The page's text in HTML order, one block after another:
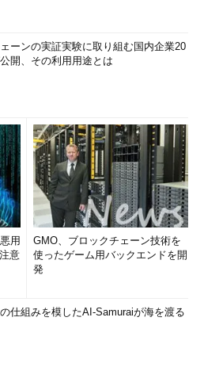
ーンの実証実験に取り組む国内企業20
開、その利用用途とは
用
意
GMO、ブロックチェーン技術を
使ったゲーム用バックエンドを開
発
仕組みを模したAI-Samuraiが海を渡る